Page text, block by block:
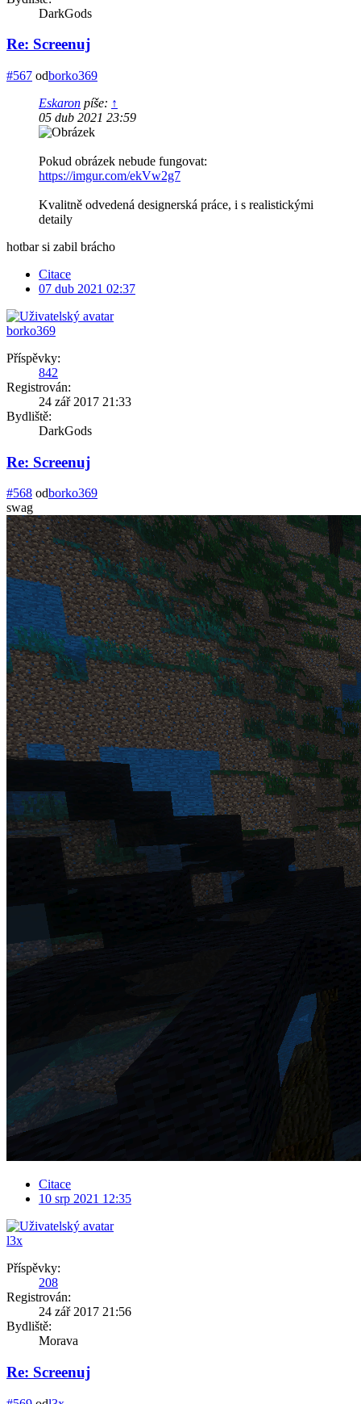
DarkGods
Re: Screenuj
#567 odborko369
Eskaron píše: ↑
05 dub 2021 23:59
Pokud obrázek nebude fungovat:
https://imgur.com/ekVw2g7
Kvalitně odvedená designerská práce, i s realistickými
detaily
hotbar si zabil brácho
Citace
07 dub 2021 02:37
borko369
Příspěvky:
842
Registrován:
24 zář 2017 21:33
Bydliště:
DarkGods
Re: Screenuj
#568 odborko369
swag
Citace
10 srp 2021 12:35
l3x
Příspěvky:
208
Registrován:
24 zář 2017 21:56
Bydliště:
Morava
Re: Screenuj